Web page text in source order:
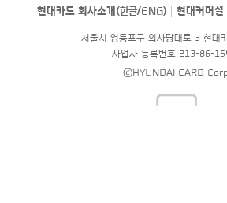
현대카드 회사소개(한글/ENG) 현대커머셜
서울시 영등포구 의사당대로 3 현대
사업자 등록번호 213-86-
©HYUNDAI CARD